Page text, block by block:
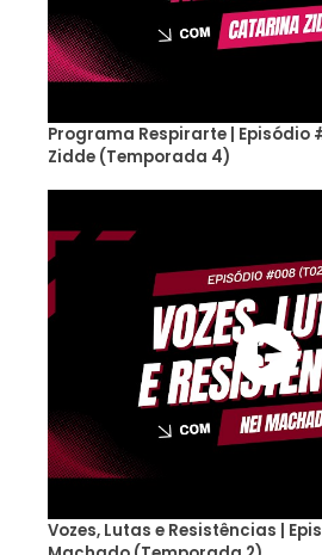
Programa Respirarte | Episódio
Zidde (Temporada 4)
Vozes, Lutas e Resistências |